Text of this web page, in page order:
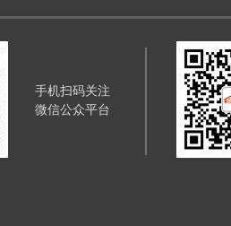
手机扫码关注
微信公众平台